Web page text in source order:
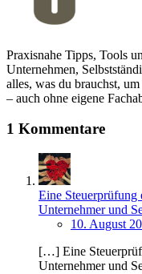
Praxisnahe Tipps, Tools
Unternehmen,
alles, was du brauchst,
– auch ohne eigene
1 Kommentare
Eine Steuerprüfung
Unternehmer und
10. August
[…] Eine
Unternehmer und